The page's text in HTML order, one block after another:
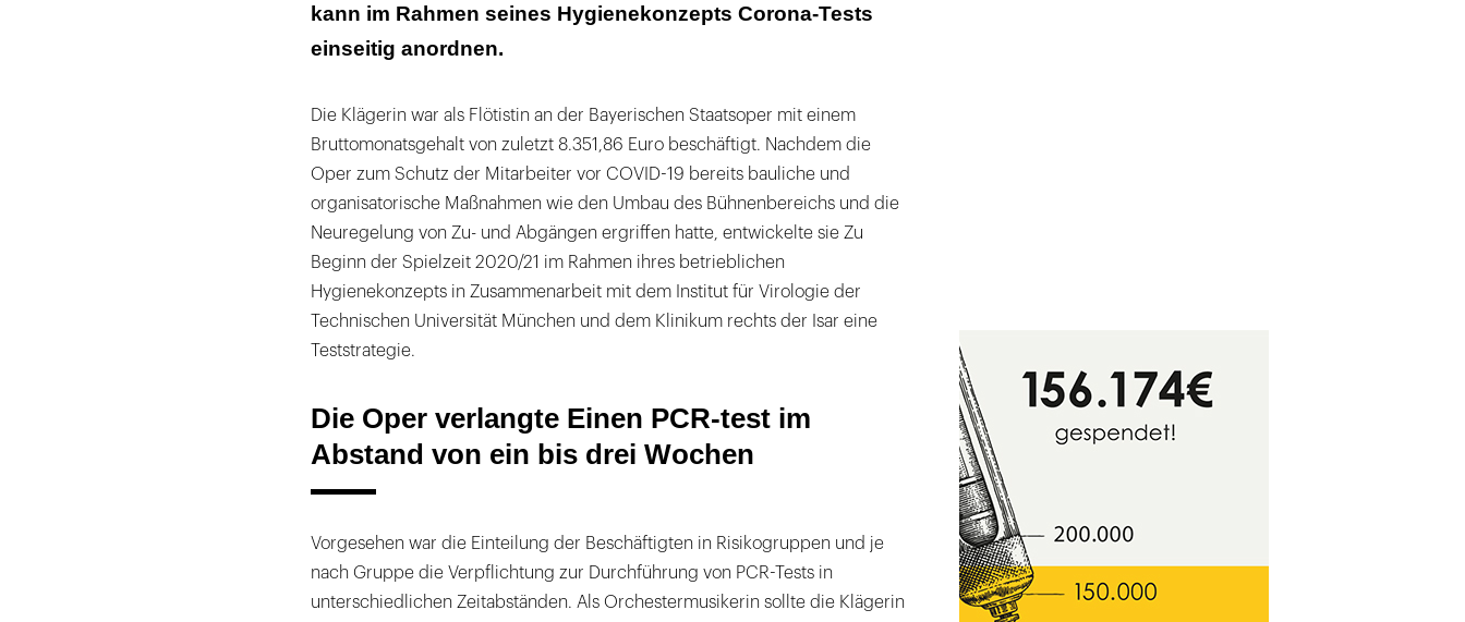
Zur Umsetzung des Arbeitsschutzes darf der Arbeitgeber
Weisungen erteilen
kann im Rahmen seines Hygienekonzepts Corona-Tests
einseitig anordnen.
Die Klägerin war als Flötistin an der Bayerischen Staatsoper mit einem
Bruttomonatsgehalt von zuletzt 8.351,86 Euro beschäftigt. Nachdem die
Oper zum Schutz der Mitarbeiter vor COVID-19 bereits bauliche und
organisatorische Maßnahmen wie den Umbau des Bühnenbereichs und die
Neuregelung von Zu- und Abgängen ergriffen hatte, entwickelte sie Zu
Beginn der Spielzeit 2020/21 im Rahmen ihres betrieblichen
Hygienekonzepts in Zusammenarbeit mit dem Institut für Virologie der
Technischen Universität München und dem Klinikum rechts der Isar eine
Teststrategie.
Die Oper verlangte Einen PCR-test im
Abstand von ein bis drei Wochen
Vorgesehen war die Einteilung der Beschäftigten in Risikogruppen und je
nach Gruppe die Verpflichtung zur Durchführung von PCR-Tests in
unterschiedlichen Zeitabständen. Als Orchestermusikerin sollte die Klägerin